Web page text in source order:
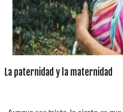
La paternidad y la maternidad